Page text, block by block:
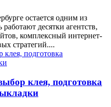
остается одним из
десятки агентств,
комплексный интернет-
стратегий....
клея, подготовка